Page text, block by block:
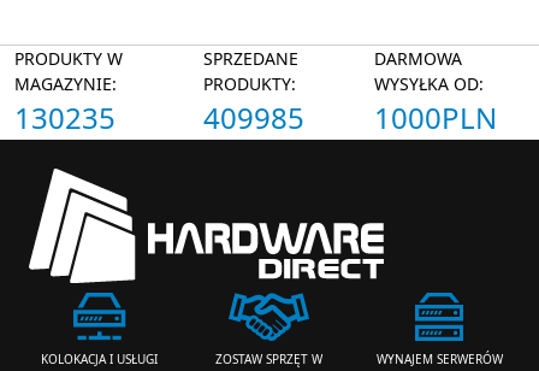
PRODUKTY W
MAGAZYNIE:
130235
SPRZEDANE
PRODUKTY:
409985
DARMOWA
WYSYŁKA OD:
1000PLN
KOLOKACJA I USŁUGI
ZOSTAW SPRZĘT W
WYNAJEM SERWERÓW